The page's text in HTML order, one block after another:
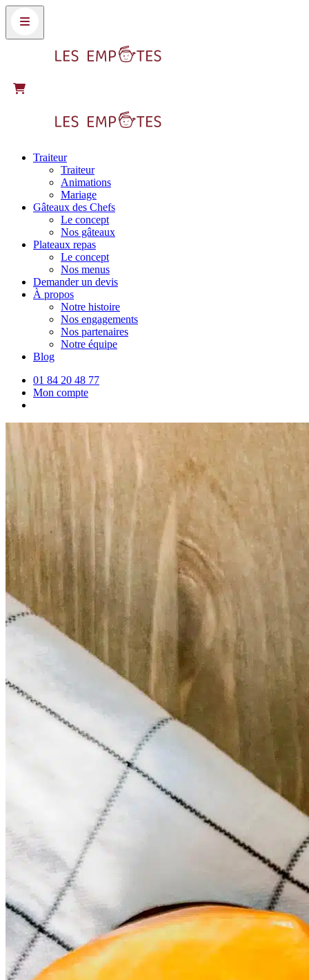
Traiteur
Traiteur
Animations
Mariage
Gâteaux des Chefs
Le concept
Nos gâteaux
Plateaux repas
Le concept
Nos menus
Demander un devis
À propos
Notre histoire
Nos engagements
Nos partenaires
Notre équipe
Blog
01 84 20 48 77
Mon compte